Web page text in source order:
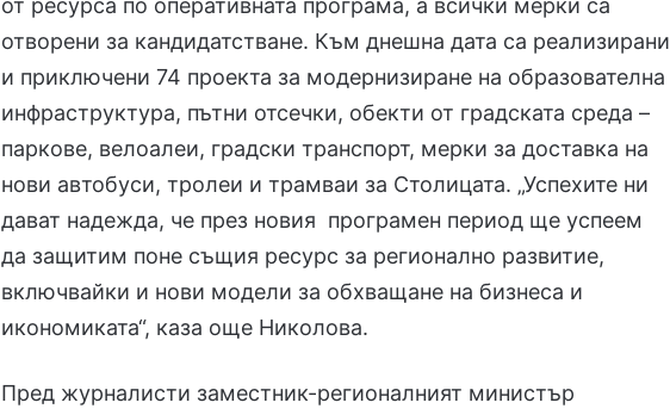
от ресурса по оперативната програма, а всички мерки са
отворени за кандидатстване. Към днешна дата са реализирани
и приключени 74 проекта за модернизиране на образователна
инфраструктура, пътни отсечки, обекти от градската среда –
паркове, велоалеи, градски транспорт, мерки за доставка на
нови автобуси, тролеи и трамваи за Столицата. „Успехите ни
дават надежда, че през новия програмен период ще успеем
да защитим поне същия ресурс за регионално развитие,
включвайки и нови модели за обхващане на бизнеса и
икономиката“, каза още Николова.
Пред журналисти заместник-регионалният министър